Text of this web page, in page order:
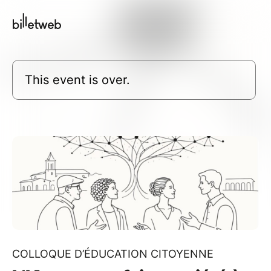
This event is over.
COLLOQUE D’ÉDUCATION CITOYENNE